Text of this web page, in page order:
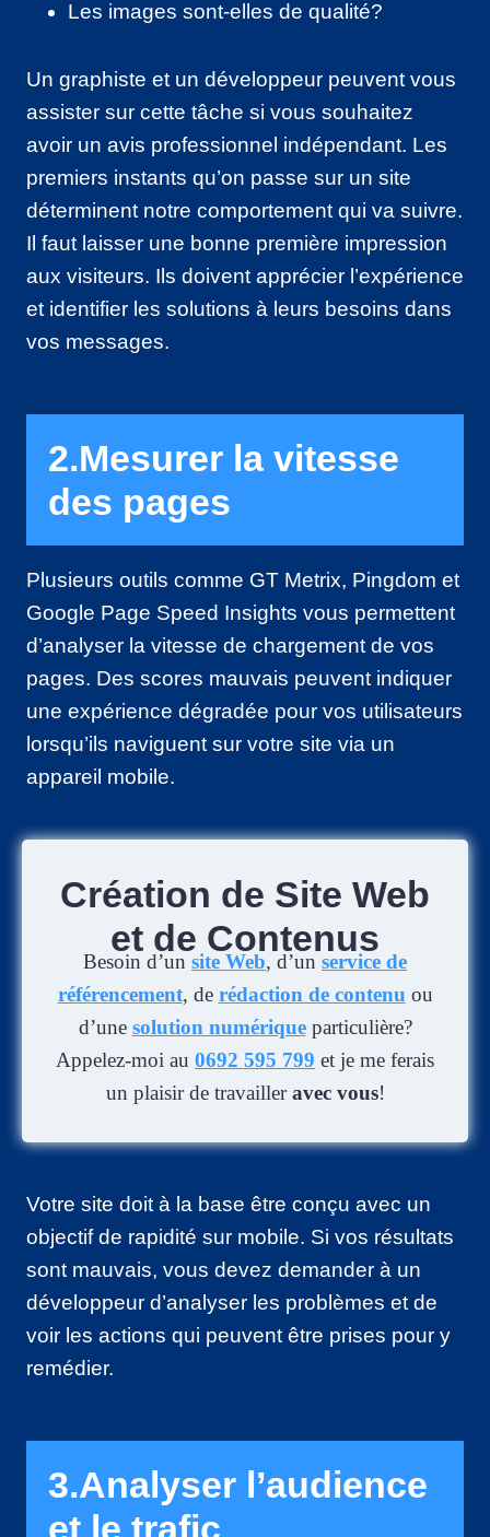
Les images sont-elles de qualité?
Un graphiste et un développeur peuvent vous
assister sur cette tâche si vous souhaitez
avoir un avis professionnel indépendant. Les
premiers instants qu’on passe sur un site
déterminent notre comportement qui va suivre.
Il faut laisser une bonne première impression
aux visiteurs. Ils doivent apprécier l’expérience
et identifier les solutions à leurs besoins dans
vos messages.
2.Mesurer la vitesse
des pages
Plusieurs outils comme GT Metrix, Pingdom et
Google Page Speed Insights vous permettent
d’analyser la vitesse de chargement de vos
pages. Des scores mauvais peuvent indiquer
une expérience dégradée pour vos utilisateurs
lorsqu’ils naviguent sur votre site via un
appareil mobile.
Création de Site Web
et de Contenus
Besoin d’un site Web, d’un service de
référencement, de rédaction de contenu ou
d’une solution numériqueparticulière?
Appelez-moi au 0692 595 799 et je me ferais
un plaisir de travailleravec vous!
Votre site doit à la base être conçu avec un
objectif de rapidité sur mobile. Si vos résultats
sont mauvais, vous devez demander à un
développeur d’analyser les problèmes et de
voir les actions qui peuvent être prises pour y
remédier.
3.Analyser l’audience
et le trafic